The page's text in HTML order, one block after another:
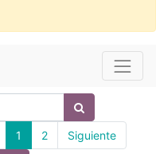
1 2 Siguiente